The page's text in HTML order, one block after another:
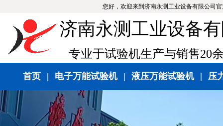
您好，欢迎来到济南永测工业设备有限公司
济南永测工业设备
专业于试验机生产与销售20
首页 | 电子万能试验机 | 液压万能试验机 | 压